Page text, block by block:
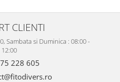
CLIENTI
Sambata si Duminica : 08:00 -
12:00
228 605